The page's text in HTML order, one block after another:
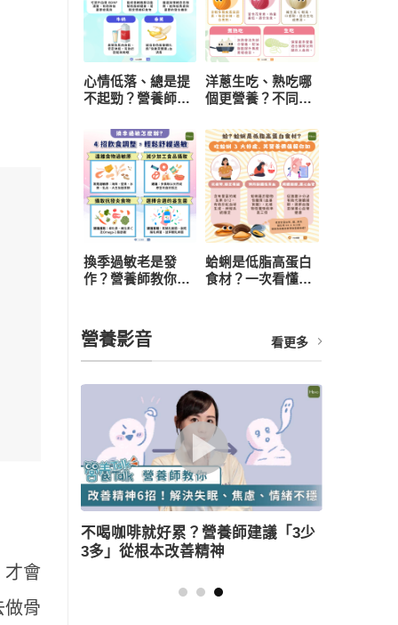
才會
做骨
心情低落、總是提
不起勁？營養師推
研究：每天一把堅
果有助降低憂鬱風
險
洋蔥生吃、熟吃哪
個更營養？不同顏
選與保存一次看懂
換季過敏老是發
作？營養師教你從
蛤蜊是低脂高蛋白
食材？一次看懂營
營養影音 看更多
薑母鴨怎麼吃健康無負擔？營養師教
三大美味訣竅